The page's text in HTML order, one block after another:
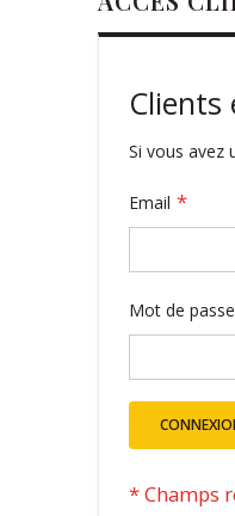
Clients
Si vous avez
Email
Mot de passe